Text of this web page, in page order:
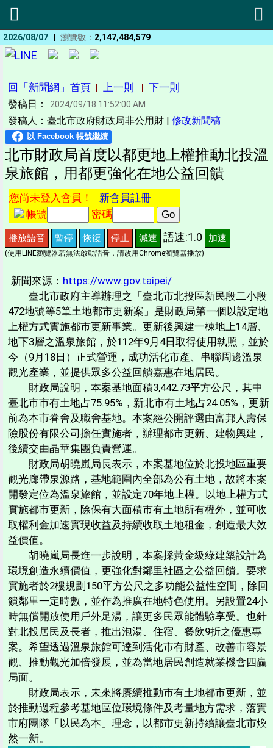
2026/08/07 | 瀏覽數： 2,147,484,579
回「新聞網」首頁 | 上一則 | 下一則
發稿日： 2024/09/18 11:52:00 AM
發稿人：臺北市政府財政局非公用財 | 修改新聞稿
北市財政局首度以都更地上權推動北投溫
泉旅館，用都更強化在地公益回饋
您尚未登入會員！ 新會員註冊
帳號
密碼
播放語音 暫停 恢復 停止 減速 語速:1.0 加速
(使用LINE瀏覽器若無法啟動語音，請改用Chrome瀏覽器播放)
新聞來源： https://www.gov.taipei/
臺北市政府主導辦理之「臺北市北投區新民段二小段
472地號等5筆土地都市更新案」是財政局第一個以設定地
上權方式實施都市更新事業。更新後興建一棟地上14層、
地下3層之溫泉旅館，於112年9月4日取得使用執照，並於
今（9月18日）正式營運，成功活化市產、串聯周邊溫泉
觀光產業，並提供眾多公益回饋嘉惠在地居民。
財政局說明，本案基地面積3,442.73平方公尺，其中
臺北市市有土地占75.95%，新北市有土地占24.05%，更新
前為本市眷舍及職舍基地。本案經公開評選由富邦人壽保
險股份有限公司擔任實施者，辦理都市更新、建物興建，
後續交由晶華集團負責營運。
財政局胡曉嵐局長表示，本案基地位於北投地區重要
觀光廊帶泉源路，基地範圍內全部為公有土地，故將本案
開發定位為溫泉旅館，並設定70年地上權。以地上權方式
實施都市更新，除保有大面積市有土地所有權外，並可收
取權利金加速實現收益及持續收取土地租金，創造最大效
益價值。
胡曉嵐局長進一步說明，本案採黃金級綠建築設計為
環境創造永續價值，更強化對鄰里社區之公益回饋。要求
實施者於2樓規劃150平方公尺之多功能公益性空間，除回
饋鄰里一定時數，並作為推廣在地特色使用。另設置24小
時無償開放使用戶外足湯，讓更多民眾能體驗享受。也針
對北投居民及長者，推出泡湯、住宿、餐飲9折之優惠專
案。希望透過溫泉旅館可達到活化市有財產、改善市容景
觀、推動觀光加倍發展，並為當地居民創造就業機會四贏
局面。
財政局表示，未來將賡續推動市有土地都市更新，並
於推動過程參考基地區位環境條件及考量地方需求，落實
市府團隊「以民為本」理念，以都市更新持續讓臺北市煥
然一新。